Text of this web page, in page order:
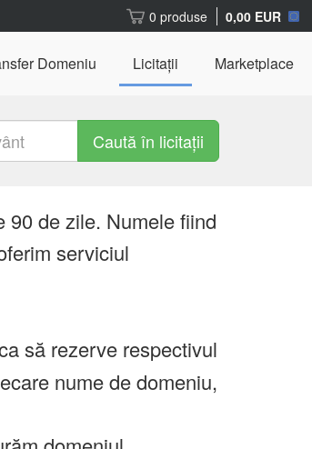
0 produse 0,00 EUR
Domeniu Licitații Marketplace
Caută în licitații
90 de zile. Numele fiind
serviciul
să rezerve respectivul
nume de domeniu,